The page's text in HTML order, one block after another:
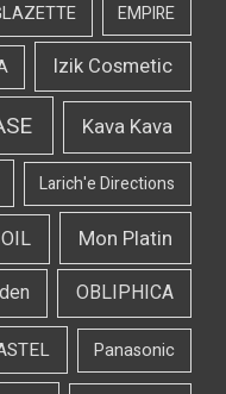
EMPIRE
Izik Cosmetic
Kava Kava
Larich'e Directions
Mon Platin
OBLIPHICA
Panasonic